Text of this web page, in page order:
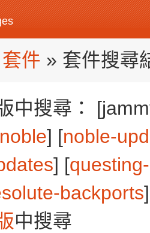
套件 » 套件搜尋
中搜尋：
noble] [noble-
] [
backports
中搜尋